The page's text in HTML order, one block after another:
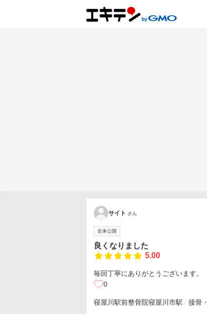
サイト さん
全体公開
良くなりました
5.00
毎回丁寧にありがとうございます。
0
寝屋川駅前整骨院寝屋川市駅 接骨